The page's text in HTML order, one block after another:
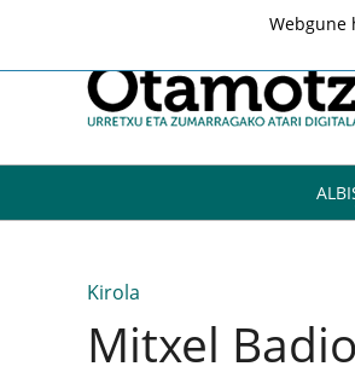
Kirola
Mitxel
Webgune